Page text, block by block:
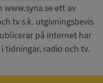
ett av
tv s.k. utgivningsbevis
på internet har
tidningar, radio och tv.